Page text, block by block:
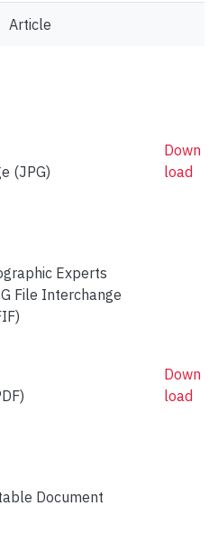
Article
(JPG)
Experts
File Interchange
Down
load
Document
Down
load